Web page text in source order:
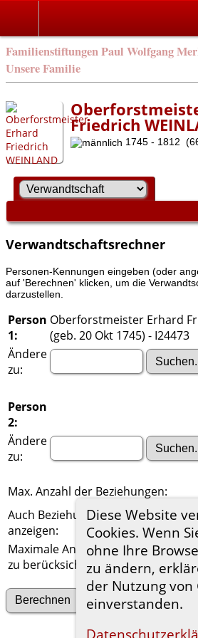
Familienstiftungen Paul Wolfgang
Unsere Familie
Diese Website
Cookies. Wenn
ohne Ihre
zu ändern,
der Nutzung von
einverstanden.
Friedrich
1745 - 1812
Verwandtschaftsrechner
Personen-Kennungen eingeben (oder
auf 'Berechnen' klicken, um die
darzustellen.
Person
1:
Oberforstmeister Erhard
(geb. 20 Okt 1745) - I24473
Ändere
zu:
Person
2:
Ändere
zu:
Max. Anzahl der Beziehungen:
Auch Beziehungen über einen
anzeigen:
Maximale Anzahl der
zu berücksichtigenden
Suche nach